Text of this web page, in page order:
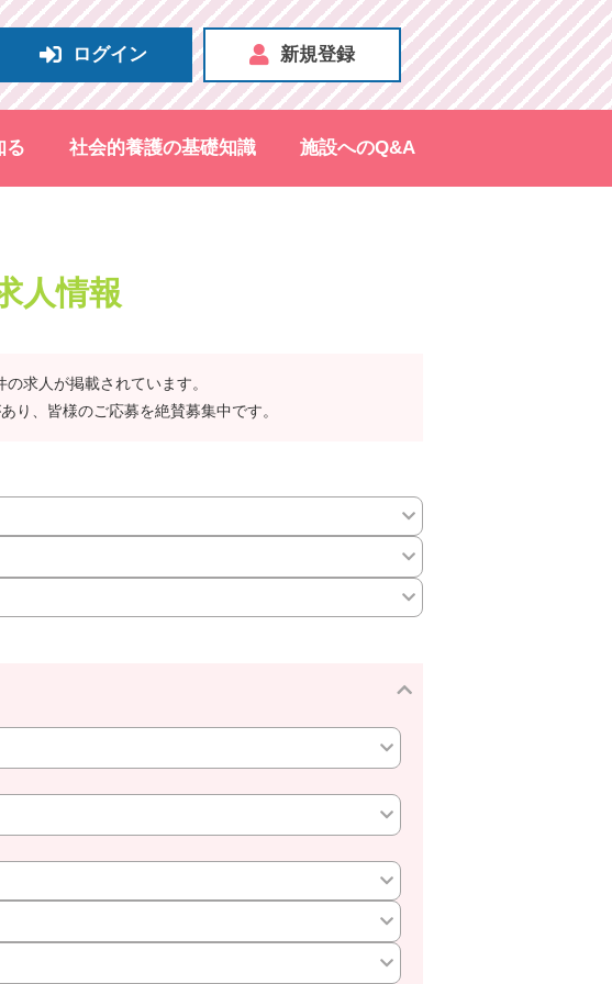
ログイン 新規登録
る 社会的養護の基礎知識 施設へのQ&A
人情報
求人が掲載されています。
り、皆様のご応募を絶賛募集中です。